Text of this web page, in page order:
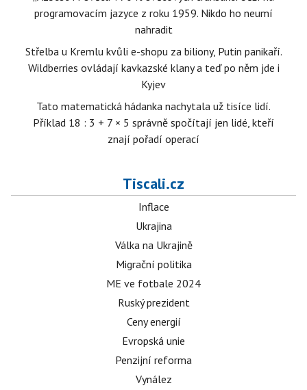
programovacím jazyce z roku 1959. Nikdo ho neumí
nahradit
Střelba u Kremlu kvůli e-shopu za biliony, Putin panikaří.
Wildberries ovládají kavkazské klany a teď po něm jde i
Kyjev
Tato matematická hádanka nachytala už tisíce lidí.
Příklad 18 : 3 + 7 × 5 správně spočítají jen lidé, kteří
znají pořadí operací
Tiscali.cz
Inflace
Ukrajina
Válka na Ukrajině
Migrační politika
ME ve fotbale 2024
Ruský prezident
Ceny energií
Evropská unie
Penzijní reforma
Vynález